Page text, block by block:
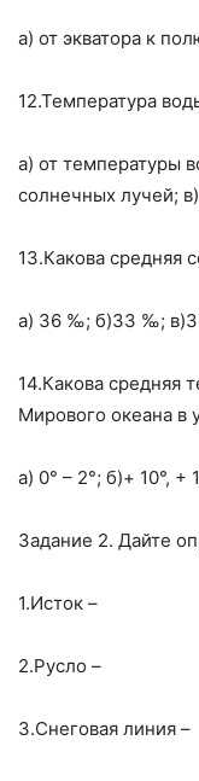
а) от экватора к
12.Температура
а) от температуры
солнечных лучей;
13.Какова средняя
а) 36 ‰; б)33 ‰;
14.Какова средняя
Мирового океана в
а) 0° – 2°; б)+ 10°, +
Задание 2. Дайте
1.Исток –
2.Русло –
3.Снеговая линия –